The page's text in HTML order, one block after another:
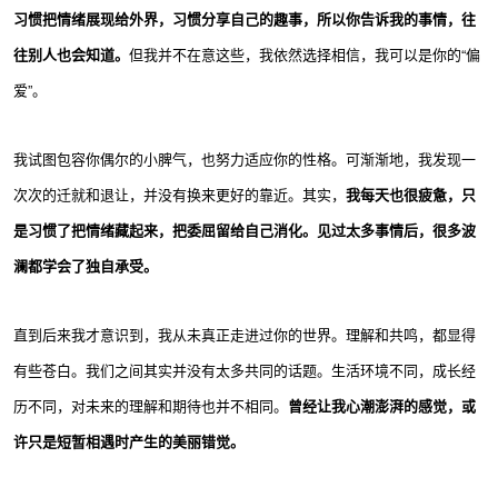
习惯把情绪展现给外界，习惯分享自己的趣事，所以你告诉我的事情，往
往别人也会知道。 但我并不在意这些，我依然选择相信，我可以是你的“偏
爱”。
我试图包容你偶尔的小脾气，也努力适应你的性格。可渐渐地，我发现一
次次的迁就和退让，并没有换来更好的靠近。其实， 我每天也很疲惫，只
是习惯了把情绪藏起来，把委屈留给自己消化。见过太多事情后，很多波
澜都学会了独自承受。
直到后来我才意识到，我从未真正走进过你的世界。理解和共鸣，都显得
有些苍白。我们之间其实并没有太多共同的话题。生活环境不同，成长经
历不同，对未来的理解和期待也并不相同。 曾经让我心潮澎湃的感觉，或
许只是短暂相遇时产生的美丽错觉。